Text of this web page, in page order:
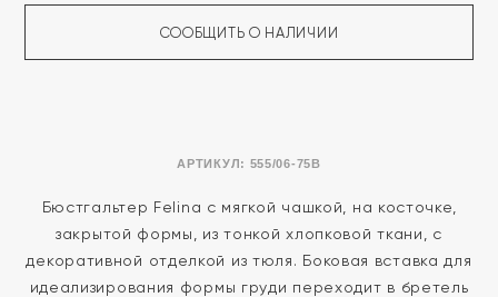
АРТИКУЛ: 555/06-75B
СООБЩИТЬ О НАЛИЧИИ
Бюстгальтер Felina с мягкой чашкой, на косточке,
закрытой формы, из тонкой хлопковой ткани, с
декоративной отделкой из тюля. Боковая вставка для
идеализирования формы груди переходит в бретель